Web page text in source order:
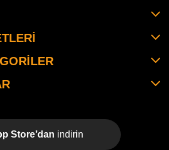
Store’dan indirin